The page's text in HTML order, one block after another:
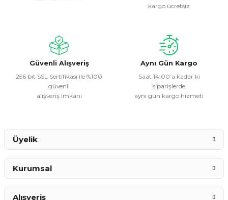
Ürün fiyatı diğer sitelerden daha pahalı.
Bu ürüne benzer farklı alternatifler olmalı.
kargo ücretsiz
Güvenli Alışveriş
256 bit SSL Sertifikası ile %100
güvenli
alışveriş imkanı
Aynı Gün Kargo
Saat 14:00’a kadar ki
siparişlerde
aynı gün kargo hizmeti
Üyelik
Kurumsal
Alışveriş